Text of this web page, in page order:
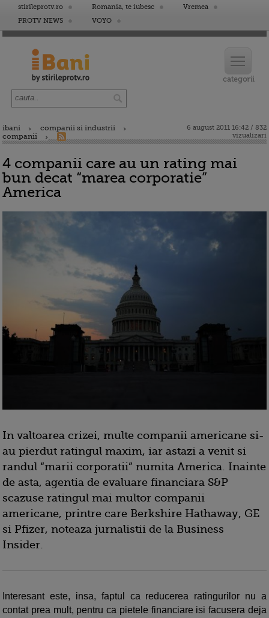
stirileprotv.ro Romania, te iubesc
Vremea
PROTV NEWS
VOYO
ibani
companii si industrii
companii
6 august 2011 16:42 / 832
vizualizari
4 companii care au un rating mai
bun decat “marea corporatie”
America
In valtoarea crizei, multe companii americane si-
au pierdut ratingul maxim, iar astazi a venit si
randul “marii corporatii” numita America. Inainte
de asta, agentia de evaluare financiara S&P
scazuse ratingul mai multor companii
americane, printre care Berkshire Hathaway, GE
si Pfizer, noteaza jurnalistii de la Business
Insider.
Interesant este, insa, faptul ca reducerea ratingurilor nu a
contat prea mult, pentru ca pietele financiare isi facusera deja